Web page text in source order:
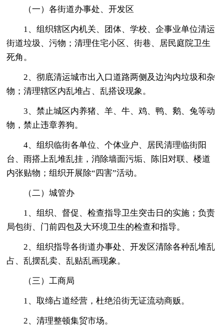
（一）各街道办事处、开发区
1、组织辖区内机关、团体、学校、企事业单位清运
街道垃圾、污物；清理住宅小区、街巷、居民庭院卫生
死角。
2、彻底清运城市出入口道路两侧及边沟内垃圾和杂
物；清理辖区内乱堆占、乱搭设现象。
3、禁止城区内养猪、羊、牛、鸡、鸭、鹅、兔等动
物，禁止违章养狗。
4、组织临街各单位、个体业户、居民清理临街阳
台、雨搭上乱堆乱挂，消除墙面污垢、陈旧对联、楼道
内张贴物；组织开展除“四害”活动。
（二）城管办
1、组织、督促、检查指导卫生突击日的实施；负责
局包街、门前四包及大环境卫生的检查和指导。
2、组织指导各街道办事处、开发区清除各种乱堆乱
占、乱摆乱卖、乱贴乱画现象。
（三）工商局
1、取缔占道经营，杜绝沿街无证流动商贩。
2、清理整顿集贸市场。